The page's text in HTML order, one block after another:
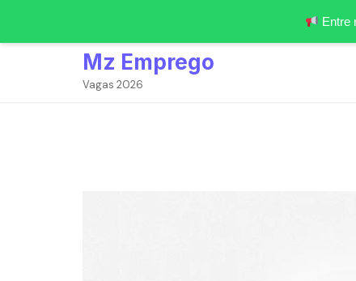
Entre
Skip
Mz Emprego
Vagas 2026